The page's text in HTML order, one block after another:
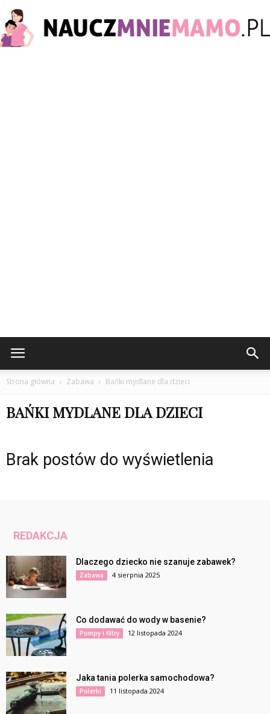
Strona główna Zabawa Bańki mydlane dla dzieci
BAŃKI MYDLANE DLA DZIECI
Brak postów do wyświetlenia
REDAKCJA
Dlaczego dziecko nie szanuje zabawek?
Zabawa 4 sierpnia 2025
Co dodawać do wody w basenie?
Pompy i filtry 12 listopada 2024
Jaka tania polerka samochodowa?
Polerki 11 listopada 2024